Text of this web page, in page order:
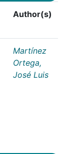
Author(s)
Martínez
Ortega,
José Luis